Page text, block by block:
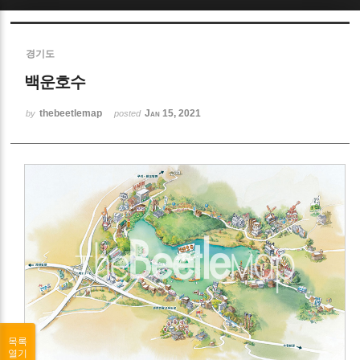
경기도
백운호수
by thebeetlemap posted Jan 15, 2021
목록
열기
Sketchbook5, 스케치북5
Sketchbook5, 스케치북5